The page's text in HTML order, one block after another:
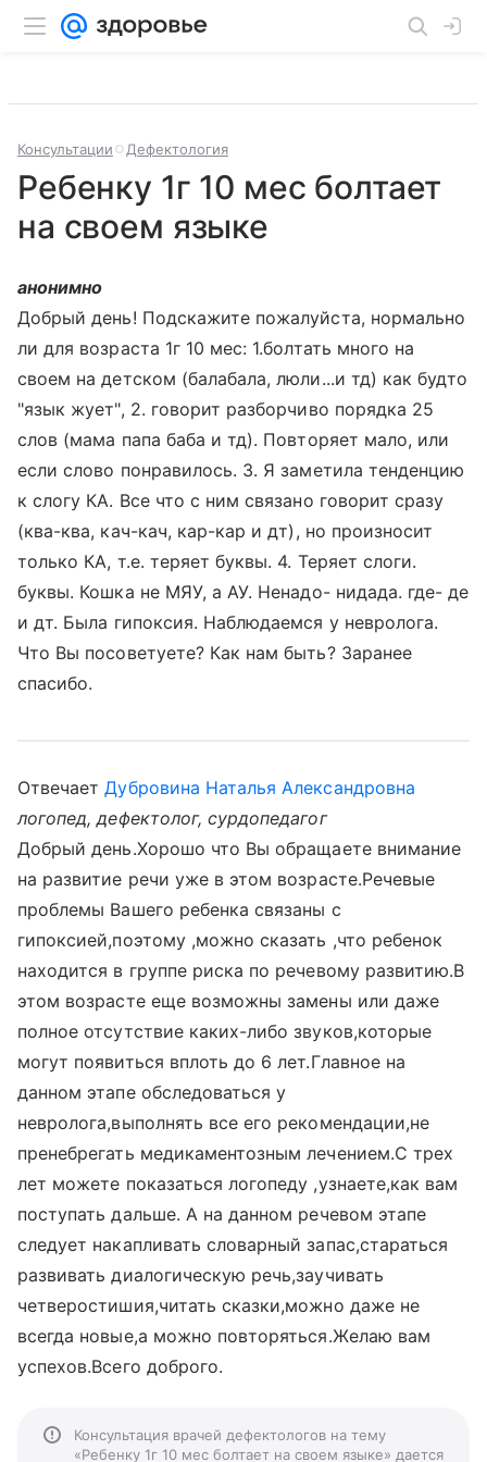
Консультации Дефектология
Ребенку 1г 10 мес болтает
на своем языке
анонимно
Добрый день! Подскажите пожалуйста, нормально
ли для возраста 1г 10 мес: 1.болтать много на
своем на детском (балабала, люли...и тд) как будто
"язык жует", 2. говорит разборчиво порядка 25
слов (мама папа баба и тд). Повторяет мало, или
если слово понравилось. 3. Я заметила тенденцию
к слогу КА. Все что с ним связано говорит сразу
(ква-ква, кач-кач, кар-кар и дт), но произносит
только КА, т.е. теряет буквы. 4. Теряет слоги.
буквы. Кошка не МЯУ, а АУ. Ненадо- нидада. где- де
и дт. Была гипоксия. Наблюдаемся у невролога.
Что Вы посоветуете? Как нам быть? Заранее
спасибо.
ОтвечаетДубровина Наталья Александровна
логопед, дефектолог, сурдопедагог
Добрый день.Хорошо что Вы обращаете внимание
на развитие речи уже в этом возрасте.Речевые
проблемы Вашего ребенка связаны с
гипоксией,поэтому ,можно сказать ,что ребенок
находится в группе риска по речевому развитию.В
этом возрасте еще возможны замены или даже
полное отсутствие каких-либо звуков,которые
могут появиться вплоть до 6 лет.Главное на
данном этапе обследоваться у
невролога,выполнять все его рекомендации,не
пренебрегать медикаментозным лечением.С трех
лет можете показаться логопеду ,узнаете,как вам
поступать дальше. А на данном речевом этапе
следует накапливать словарный запас,стараться
развивать диалогическую речь,заучивать
четверостишия,читать сказки,можно даже не
всегда новые,а можно повторяться.Желаю вам
успехов.Всего доброго.
Консультация врачей дефектологов на тему
«Ребенку 1г 10 мес болтает на своем языке» дается